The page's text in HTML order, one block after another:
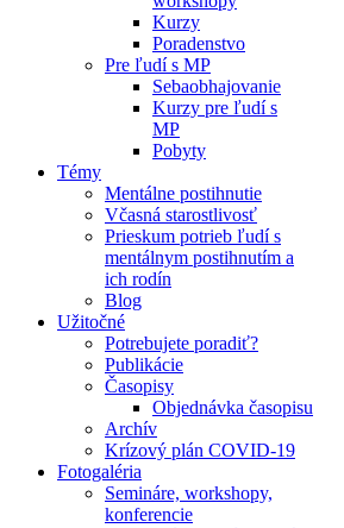
Kurzy
Poradenstvo
Pre ľudí s MP
Sebaobhajovanie
Kurzy pre ľudí s
MP
Pobyty
Témy
Mentálne postihnutie
Včasná starostlivosť
Prieskum potrieb ľudí s
mentálnym postihnutím a
ich rodín
Blog
Užitočné
Potrebujete poradiť?
Publikácie
Časopisy
Objednávka časopisu
Archív
Krízový plán COVID-19
Fotogaléria
Semináre, workshopy,
konferencie